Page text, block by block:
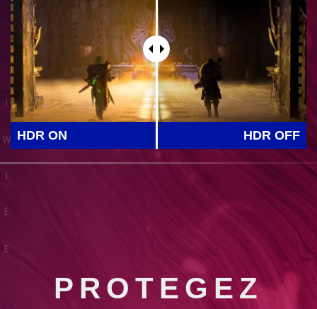
HDR ON HDR OFF
PROTEGEZ